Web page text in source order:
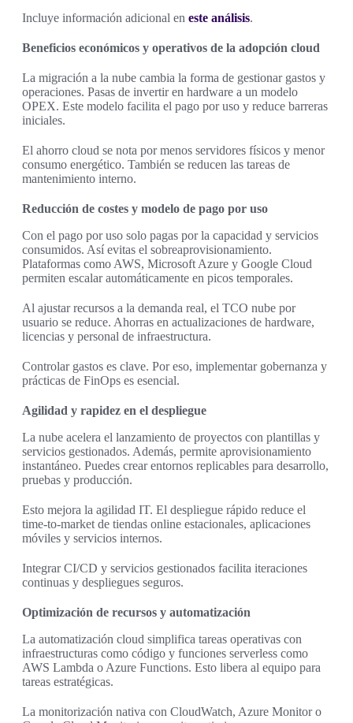
Incluye información adicional en este análisis.
Beneficios económicos y operativos de la adopción cloud
La migración a la nube cambia la forma de gestionar gastos y
operaciones. Pasas de invertir en hardware a un modelo
OPEX. Este modelo facilita el pago por uso y reduce barreras
iniciales.
El ahorro cloud se nota por menos servidores físicos y menor
consumo energético. También se reducen las tareas de
mantenimiento interno.
Reducción de costes y modelo de pago por uso
Con el pago por uso solo pagas por la capacidad y servicios
consumidos. Así evitas el sobreaprovisionamiento.
Plataformas como AWS, Microsoft Azure y Google Cloud
permiten escalar automáticamente en picos temporales.
Al ajustar recursos a la demanda real, el TCO nube por
usuario se reduce. Ahorras en actualizaciones de hardware,
licencias y personal de infraestructura.
Controlar gastos es clave. Por eso, implementar gobernanza y
prácticas de FinOps es esencial.
Agilidad y rapidez en el despliegue
La nube acelera el lanzamiento de proyectos con plantillas y
servicios gestionados. Además, permite aprovisionamiento
instantáneo. Puedes crear entornos replicables para desarrollo,
pruebas y producción.
Esto mejora la agilidad IT. El despliegue rápido reduce el
time-to-market de tiendas online estacionales, aplicaciones
móviles y servicios internos.
Integrar CI/CD y servicios gestionados facilita iteraciones
continuas y despliegues seguros.
Optimización de recursos y automatización
La automatización cloud simplifica tareas operativas con
infraestructuras como código y funciones serverless como
AWS Lambda o Azure Functions. Esto libera al equipo para
tareas estratégicas.
La monitorización nativa con CloudWatch, Azure Monitor o